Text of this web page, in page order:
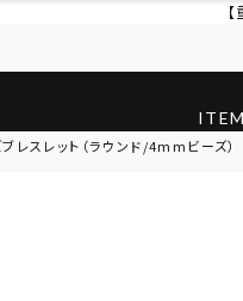
ITEM
スレット（ラウンド/4mmビーズ）